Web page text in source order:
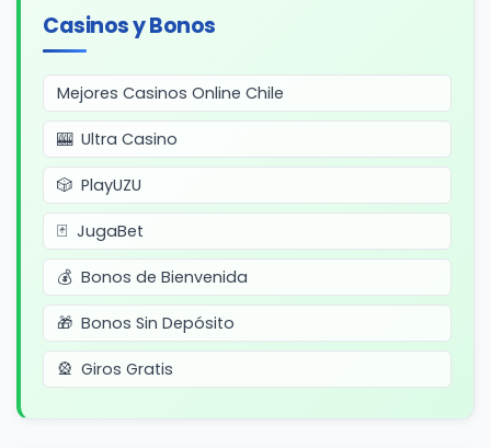
Casinos y Bonos
Mejores Casinos Online Chile
Ultra Casino
PlayUZU
JugaBet
Bonos de Bienvenida
Bonos Sin Depósito
Giros Gratis